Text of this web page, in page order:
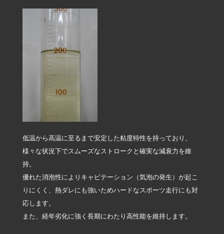
低温から高温に至るまで安定した粘度特性を持っており、
様々な状況下でスムーズなストロークと確実な減衰力を維
持。
優れた消泡性によりキャビテーション（気泡の発生）が起こ
りにくく、熱ダレにも強いためハードなスポーツ走行にも対
応します。
また、経年劣化に強く長期にわたり高性能を維持します。